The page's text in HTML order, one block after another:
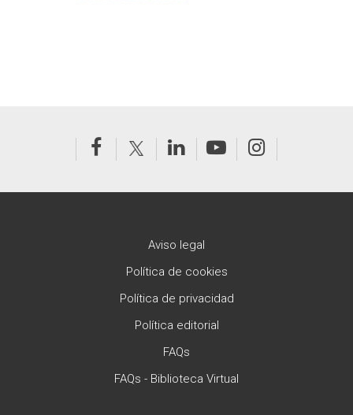
Aviso legal
Política de cookies
Política de privacidad
Política editorial
FAQs
FAQs - Biblioteca Virtual